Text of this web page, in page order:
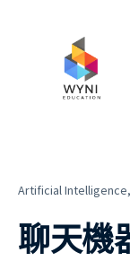
Artificial Intelligence,
聊天機